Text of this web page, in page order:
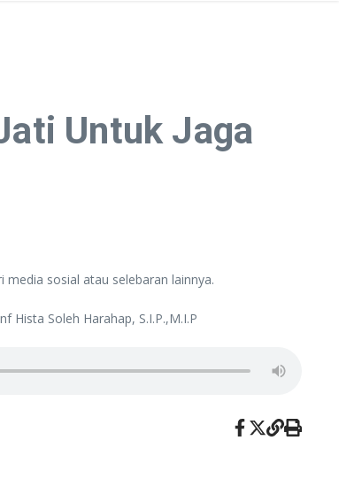
Untuk Jaga
sosial atau selebaran lainnya.
Hista Soleh Harahap, S.I.P.,M.I.P